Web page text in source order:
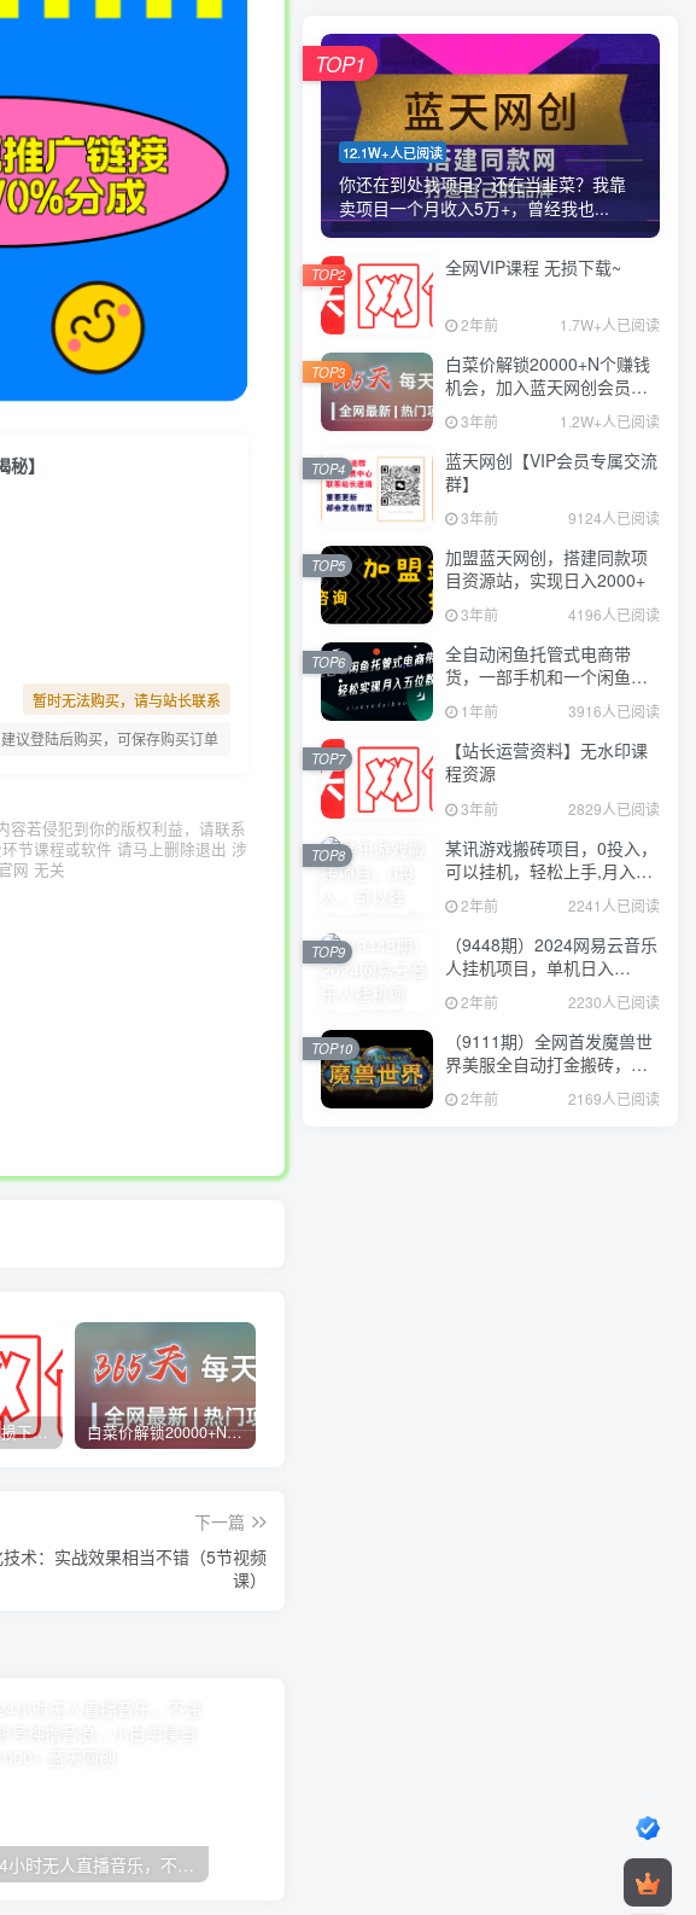
】
暂时无法购买，请与站长联系
议登陆后购买，可保存购买订单
容若侵犯到你的版权利益，请联系
节课程或软件 请马上删除退出 涉
网 无关
全网VIP课程 无损下载~ 白菜价解锁20000+N个赚钱机会，加入蓝天网创会员，全站资源免费学习。
下一篇
术：实战效果相当不错（5节视频
课）
抖音24小时无人直播音乐，不违规，不封号纯撸音浪，小白实操当天日入1000+
12.1W+人已阅读
你还在到处找项目？还在当韭菜？我靠
卖项目一个月收入5万+，曾经我也...
TOP1
全网VIP课程 无损下载~
2年前 1.7W+人已阅读
TOP2
白菜价解锁20000+N个赚钱
机会，加入蓝天网创会员，
全站资源免费学习。
3年前 1.2W+人已阅读
TOP3
蓝天网创【VIP会员专属交流
群】
3年前 9124人已阅读
TOP4
加盟蓝天网创，搭建同款项
目资源站，实现日入2000+
3年前 4196人已阅读
TOP5
全自动闲鱼托管式电商带
货，一部手机和一个闲鱼号
就可以开干，轻松实现月入
五位数
1年前 3916人已阅读
TOP6
【站长运营资料】无水印课
程资源
3年前 2829人已阅读
TOP7
某讯游戏搬砖项目，0投入，
可以挂机，轻松上手,月入
3000+上不封顶
2年前 2241人已阅读
TOP8
（9448期）2024网易云音乐
人挂机项目，单机日入
150+，无脑月入5000+
2年前 2230人已阅读
TOP9
（9111期）全网首发魔兽世
界美服全自动打金搬砖，日
入1000+，简单好操作，保
姆级教学
2年前 2169人已阅读
TOP10